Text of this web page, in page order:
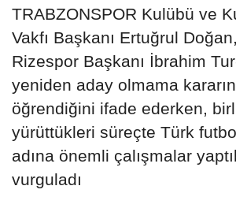
TRABZONSPOR Kulübü ve
Vakfı Başkanı Ertuğrul
Rizespor Başkanı İbrahim
yeniden aday olmama
öğrendiğini ifade ederken,
yürüttükleri süreçte Türk
adına önemli çalışmalar
vurguladı